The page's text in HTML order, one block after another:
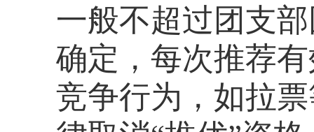
一般不超过团支
确定，每次推荐
竞争行为，如拉